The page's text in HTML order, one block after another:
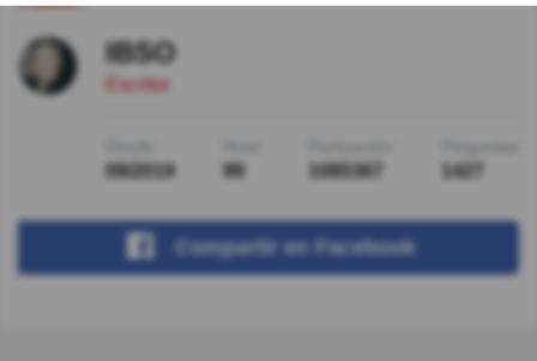
IBSO
Escritor
09/2019 99 1085367 1427
Compartir en Facebook